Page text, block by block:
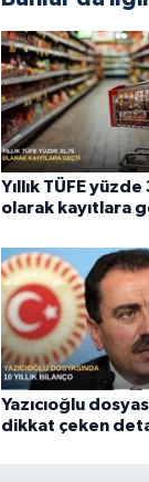
Yıllık TÜFE
olarak kayıtlara
Yazıcıoğlu
dikkat çeken